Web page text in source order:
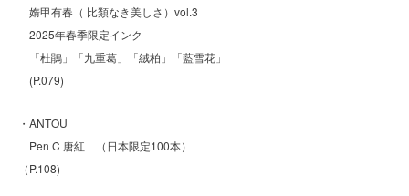
媠甲有春（ 比類なき美しさ） vol.3
2025年春季限定インク
「杜鵑 」「九重葛 」「絨柏 」「藍雪花 」
(P.079)
・ANTOU
Pen C 唐紅 （日本限定100本）
（P.108)